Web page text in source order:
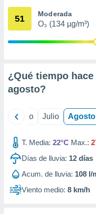
mediante
publicidad
1199
51 Moderada
O₃ (134 µg/m³)
¿Qué tiempo
agosto?
Junio Julio Agosto
T. Media: 22°C Max.:
Días de lluvia: 12 días
Acum. de lluvia: 108 l/
Viento medio: 8 km/h